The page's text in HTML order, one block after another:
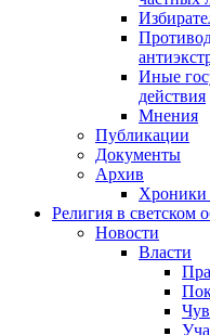
Иные
действия
Мнения
Публикации
Документы
Архив
Хроники
Религия в светском
Новости
Власти